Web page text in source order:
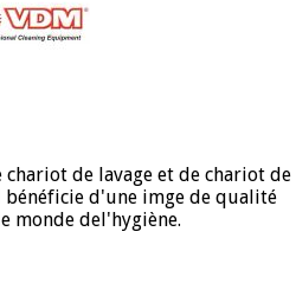
de lavage et de chariot de
bénéficie d'une imge de qualité
monde del'hygiène.